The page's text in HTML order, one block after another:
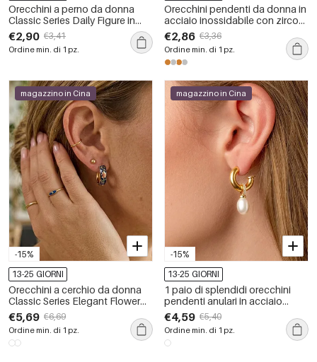
Orecchini a perno da donna
Classic Series Daily Figure in
acciaio inossidabile
impermeabile color oro.
€2,90 €3,41
Ordine min. di 1 pz.
Orecchini pendenti da donna in
acciaio inossidabile con zirconi
color oro, semplici e
rettangolari, impermeabili
€2,86 €3,36
Ordine min. di 1 pz.
-15%
magazzino in Cina
13-25 GIORNI
Orecchini a cerchio da donna
Classic Series Elegant Flower
Circle in acciaio inossidabile
impermeabile color oro
€5,69 €6,69
Ordine min. di 1 pz.
-15%
magazzino in Cina
13-25 GIORNI
1 paio di splendidi orecchini
pendenti anulari in acciaio
inossidabile color oro
impermeabili da donna
€4,59 €5,40
Ordine min. di 1 pz.